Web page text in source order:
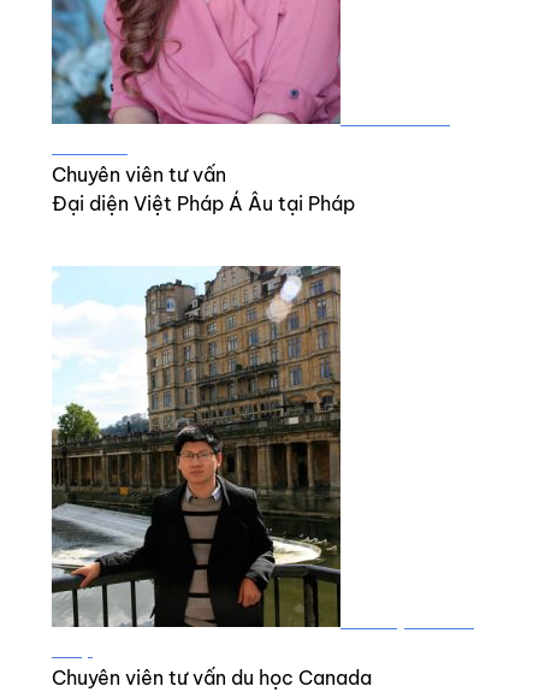
Chuyên viên tư vấn
Đại diện Việt Pháp Á Âu tại Pháp
Chuyên viên tư vấn du học Canada